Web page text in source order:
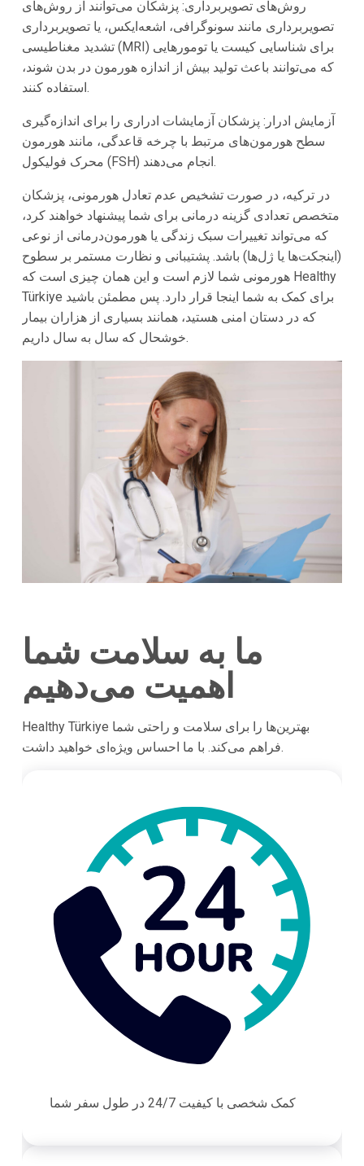
روش‌های تصویربرداری: پزشکان می‌توانند از روش‌های
تصویربرداری مانند سونوگرافی، اشعه‌ایکس، یا تصویربرداری
تشدید مغناطیسی (MRI) برای شناسایی کیست یا تومورهایی
که می‌توانند باعث تولید بیش از اندازه هورمون در بدن شوند،
استفاده کنند.
آزمایش ادرار: پزشکان آزمایشات ادراری را برای اندازه‌گیری
سطح هورمون‌های مرتبط با چرخه قاعدگی، مانند هورمون
محرک فولیکول (FSH) انجام می‌دهند.
در ترکیه، در صورت تشخیص عدم تعادل هورمونی، پزشکان
متخصص تعدادی گزینه درمانی برای شما پیشنهاد خواهند کرد،
که می‌تواند تغییرات سبک زندگی یا هورمون‌درمانی از نوعی
(اینجکت‌ها یا ژل‌ها) باشد. پشتیبانی و نظارت مستمر بر سطوح
هورمونی شما لازم است و این همان چیزی است که Healthy
Türkiye برای کمک به شما اینجا قرار دارد. پس مطمئن باشید
که در دستان امنی هستید، همانند بسیاری از هزاران بیمار
خوشحال که سال به سال داریم.
ما به سلامت شما
اهمیت می‌دهیم
Healthy Türkiye بهترین‌ها را برای سلامت و راحتی شما
فراهم می‌کند. با ما احساس ویژه‌ای خواهید داشت.
کمک شخصی با کیفیت 24/7 در طول سفر شما